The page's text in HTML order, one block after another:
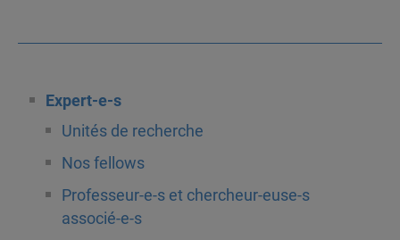
Expert-e-s
Unités de recherche
Nos fellows
Professeur-e-s et chercheur-euse-s
associé-e-s